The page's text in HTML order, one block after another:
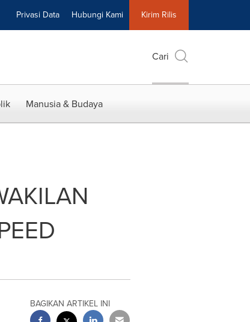
Privasi Data Hubungi Kami Kirim Rilis
Cari
Manusia & Budaya
BAGIKAN ARTIKEL INI